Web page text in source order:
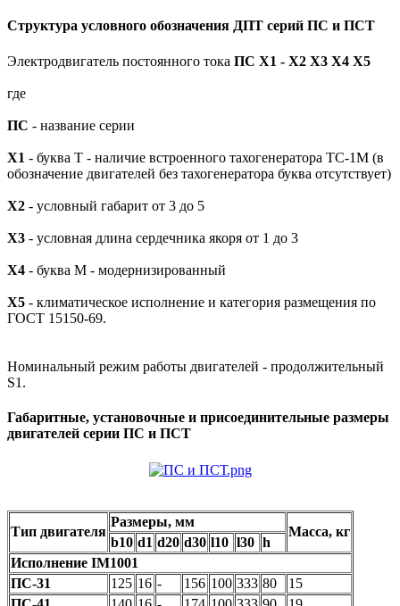
Структура условного обозначения ДПТ серий ПС и ПСТ
Электродвигатель постоянного тока ПС Х1 - Х2 Х3 Х4 Х5
где
ПС - название серии
Х1 - буква Т - наличие встроенного тахогенератора ТС-1М (в
обозначение двигателей без тахогенератора буква отсутствует)
Х2 - условный габарит от 3 до 5
Х3 - условная длина сердечника якоря от 1 до 3
Х4 - буква М - модернизированный
Х5 - климатическое исполнение и категория размещения по
ГОСТ 15150-69.
Номинальный режим работы двигателей - продолжительный
S1.
Габаритные, установочные и присоединительные размеры
двигателей серии ПС и ПСТ
Тип двигателя
Размеры, мм
Масса, кг
b10 d1 d20 d30 l10 l30 h
Исполнение IM1001
ПС-31
125 16 - 156 100 333 80
15